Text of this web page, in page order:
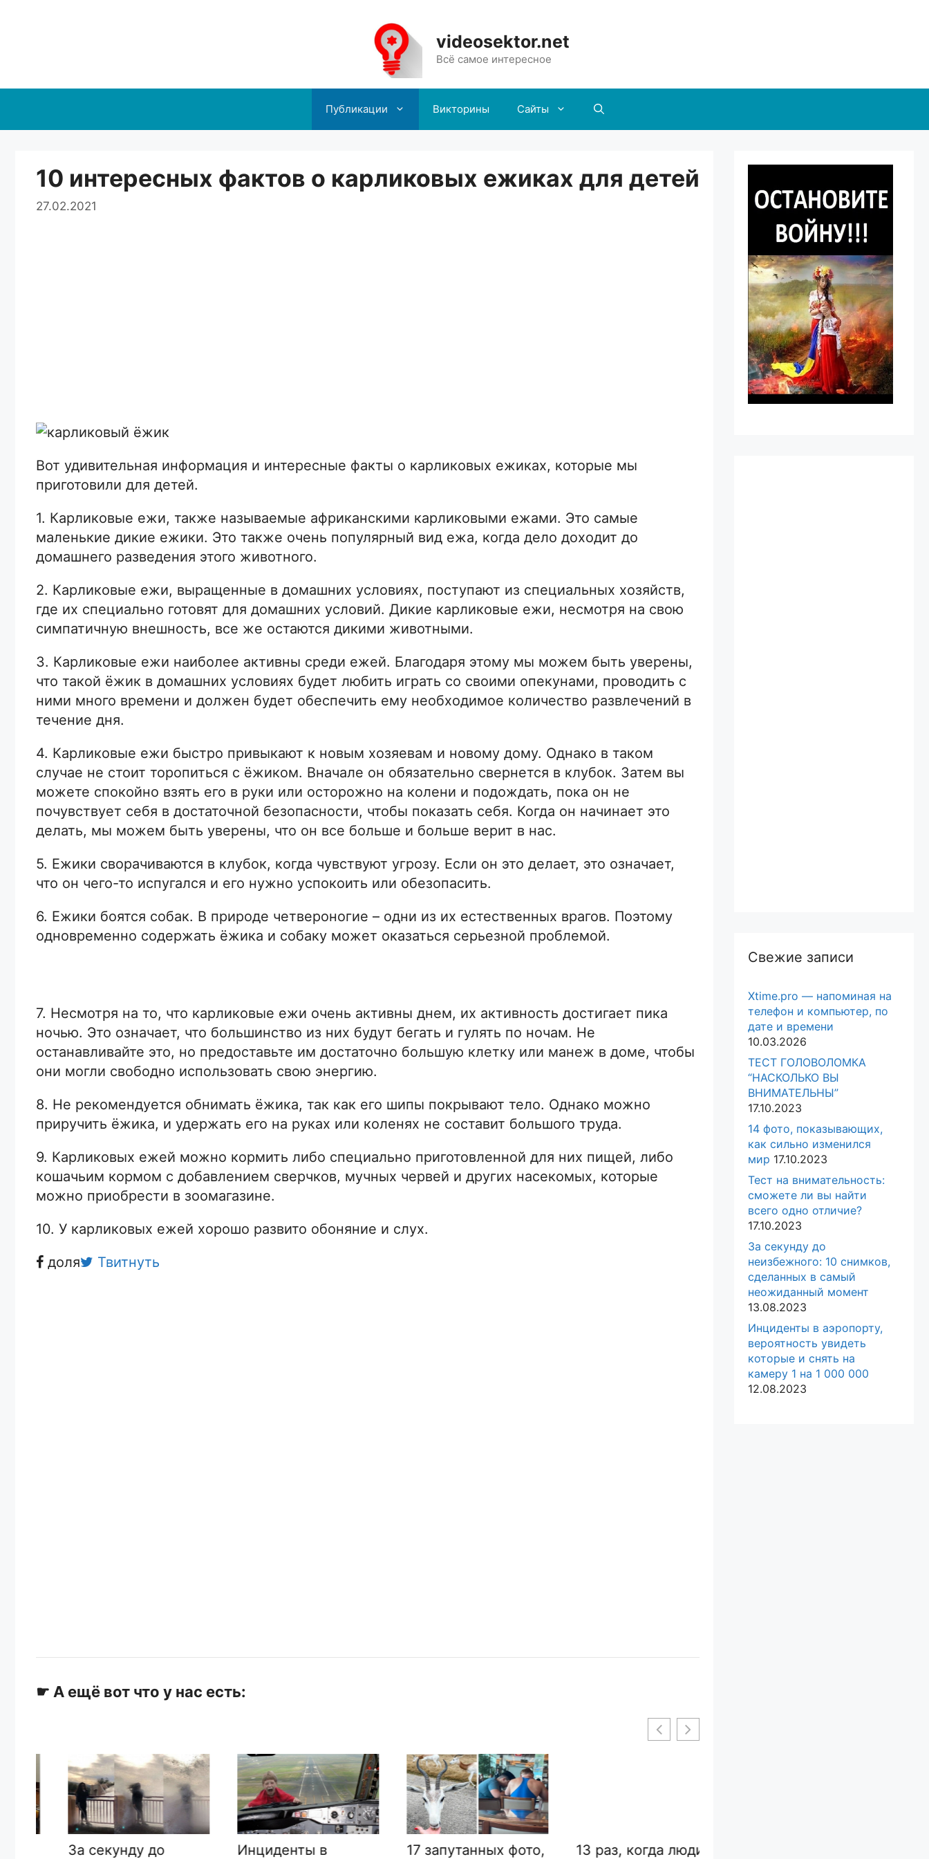
videosektor.net
Всё самое интересное
Публикации Викторины Сайты
10 интересных фактов о карликовых ежиках для детей
27.02.2021
Вот удивительная информация и интересные факты о карликовых ежиках, которые мы
приготовили для детей.
1. Карликовые ежи, также называемые африканскими карликовыми ежами. Это самые
маленькие дикие ежики. Это также очень популярный вид ежа, когда дело доходит до
домашнего разведения этого животного.
2. Карликовые ежи, выращенные в домашних условиях, поступают из специальных хозяйств,
где их специально готовят для домашних условий. Дикие карликовые ежи, несмотря на свою
симпатичную внешность, все же остаются дикими животными.
3. Карликовые ежи наиболее активны среди ежей. Благодаря этому мы можем быть уверены,
что такой ёжик в домашних условиях будет любить играть со своими опекунами, проводить с
ними много времени и должен будет обеспечить ему необходимое количество развлечений в
течение дня.
4. Карликовые ежи быстро привыкают к новым хозяевам и новому дому. Однако в таком
случае не стоит торопиться с ёжиком. Вначале он обязательно свернется в клубок. Затем вы
можете спокойно взять его в руки или осторожно на колени и подождать, пока он не
почувствует себя в достаточной безопасности, чтобы показать себя. Когда он начинает это
делать, мы можем быть уверены, что он все больше и больше верит в нас.
5. Ежики сворачиваются в клубок, когда чувствуют угрозу. Если он это делает, это означает,
что он чего-то испугался и его нужно успокоить или обезопасить.
6. Ежики боятся собак. В природе четвероногие – одни из их естественных врагов. Поэтому
одновременно содержать ёжика и собаку может оказаться серьезной проблемой.
7. Несмотря на то, что карликовые ежи очень активны днем, их активность достигает пика
ночью. Это означает, что большинство из них будут бегать и гулять по ночам. Не
останавливайте это, но предоставьте им достаточно большую клетку или манеж в доме, чтобы
они могли свободно использовать свою энергию.
8. Не рекомендуется обнимать ёжика, так как его шипы покрывают тело. Однако можно
приручить ёжика, и удержать его на руках или коленях не составит большого труда.
9. Карликовых ежей можно кормить либо специально приготовленной для них пищей, либо
кошачьим кормом с добавлением сверчков, мучных червей и других насекомых, которые
можно приобрести в зоомагазине.
10. У карликовых ежей хорошо развито обоняние и слух.
доля
Твитнуть
☛ А ещё вот что у нас есть:
За секунду до
Инциденты в
17 запутанных фото,
13 раз, когда люди
Свежие записи
Xtime.pro — напоминая на
телефон и компьютер, по
дате и времени
10.03.2026
ТЕСТ ГОЛОВОЛОМКА
“НАСКОЛЬКО ВЫ
ВНИМАТЕЛЬНЫ”
17.10.2023
14 фото, показывающих,
как сильно изменился
мир 17.10.2023
Тест на внимательность:
сможете ли вы найти
всего одно отличие?
17.10.2023
За секунду до
неизбежного: 10 снимков,
сделанных в самый
неожиданный момент
13.08.2023
Инциденты в аэропорту,
вероятность увидеть
которые и снять на
камеру 1 на 1 000 000
12.08.2023